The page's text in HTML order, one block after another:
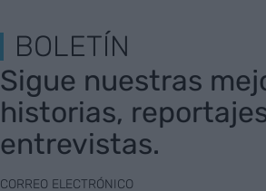
BOLETÍN
Sigue nuestras
historias,
entrevistas.
CORREO ELECTRÓNICO